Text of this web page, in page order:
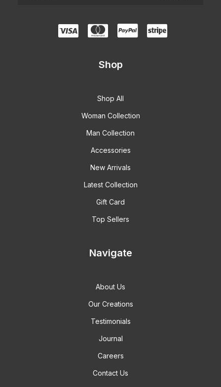
Shop
Shop All
Woman Collection
Man Collection
Accessories
New Arrivals
Latest Collection
Gift Card
Top Sellers
Navigate
About Us
Our Creations
Testimonials
Journal
Careers
Contact Us